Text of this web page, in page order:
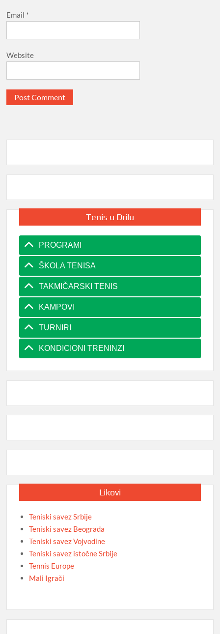
Email *
Website
Tenis u Drilu
PROGRAMI
ŠKOLA TENISA
TAKMIČARSKI TENIS
KAMPOVI
TURNIRI
KONDICIONI TRENINZI
Likovi
Teniski savez Srbije
Teniski savez Beograda
Teniski savez Vojvodine
Teniski savez istočne Srbije
Tennis Europe
Mali Igrači